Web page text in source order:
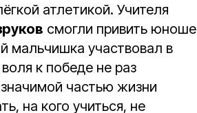
атлетикой. Учителя
смогли привить юноше
мальчишка участвовал в
к победе не раз
частью жизни
на кого учиться, не